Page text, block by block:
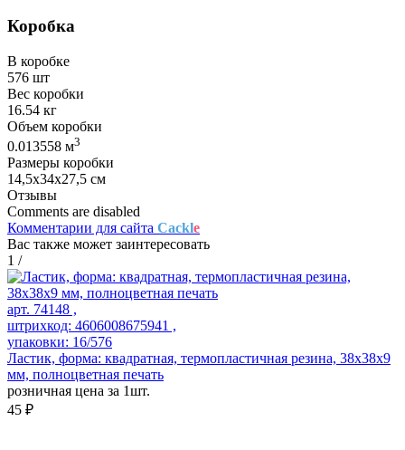
Коробка
В коробке
576 шт
Вес коробки
16.54 кг
Объем коробки
0.013558 м3
Размеры коробки
14,5х34х27,5 см
Отзывы
Comments are disabled
Комментарии для сайта Cackle
Вас также может заинтересовать
1 /
арт. 74148 ,
штрихкод: 4606008675941 ,
упаковки: 16/576
Ластик, форма: квадратная, термопластичная резина, 38x38x9
мм, полноцветная печать
розничная цена за 1шт.
45 ₽